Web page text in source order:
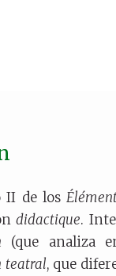
II de los
didactique.
(que analiza
teatral, que